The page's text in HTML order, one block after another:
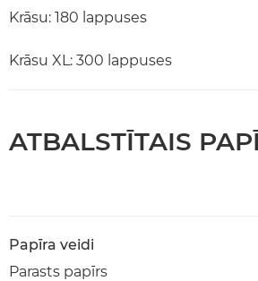
Krāsu: 180 lappuses
Krāsu XL: 300 lappuses
ATBALSTĪTAIS
Papīra veidi
Parasts papīrs